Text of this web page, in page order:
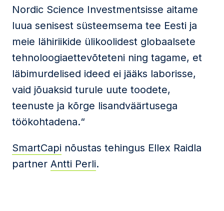
Nordic Science Investmentsisse aitame
luua senisest süsteemsema tee Eesti ja
meie lähiriikide ülikoolidest globaalsete
tehnoloogiaettevõteteni ning tagame, et
läbimurdelised ideed ei jääks laborisse,
vaid jõuaksid turule uute toodete,
teenuste ja kõrge lisandväärtusega
töökohtadena.“
SmartCapi nõustas tehingus Ellex Raidla
partner Antti Perli.